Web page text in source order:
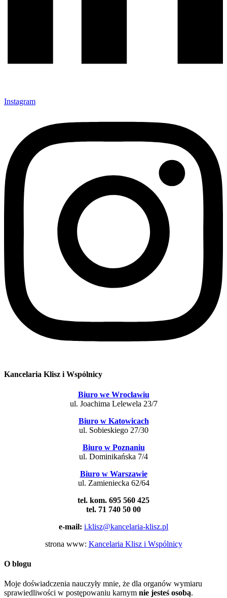
Instagram
Kancelaria Klisz i Wspólnicy
Biuro we Wrocławiu
ul. Joachima Lelewela 23/7
Biuro w Katowicach
ul. Sobieskiego 27/30
Biuro w Poznaniu
ul. Dominikańska 7/4
Biuro w Warszawie
ul. Zamieniecka 62/64
tel. kom. 695 560 425
tel. 71 740 50 00
e-mail: i.klisz@kancelaria-klisz.pl
strona www: Kancelaria Klisz i Wspólnicy
O blogu
Moje doświadczenia nauczyły mnie, że dla organów wymiaru
sprawiedliwości w postępowaniu karnym nie jesteś osobą.